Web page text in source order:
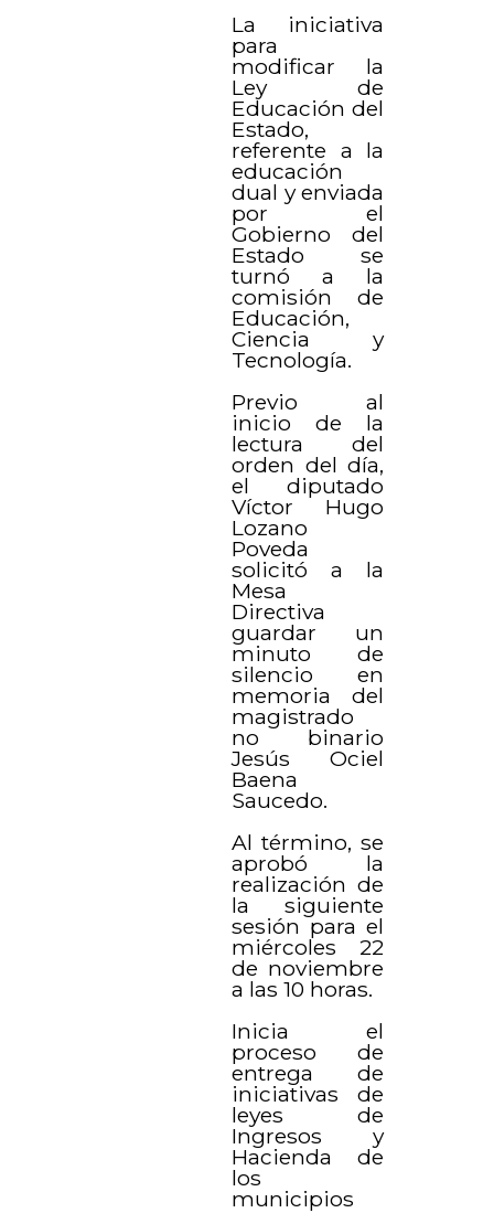
La iniciativa
para
modificar la
Ley de
Educación del
Estado,
referente a la
educación
dual y enviada
por el
Gobierno del
Estado se
turnó a la
comisión de
Educación,
Ciencia y
Tecnología.
Previo al
inicio de la
lectura del
orden del día,
el diputado
Víctor Hugo
Lozano
Poveda
solicitó a la
Mesa
Directiva
guardar un
minuto de
silencio en
memoria del
magistrado
no binario
Jesús Ociel
Baena
Saucedo.
Al término, se
aprobó la
realización de
la siguiente
sesión para el
miércoles 22
de noviembre
a las 10 horas.
Inicia el
proceso de
entrega de
iniciativas de
leyes de
Ingresos y
Hacienda de
los
municipios